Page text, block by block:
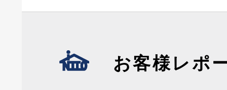
お客様レポ